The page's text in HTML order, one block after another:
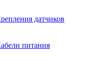
датчиков
питания